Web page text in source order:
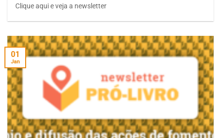
Clique aqui e veja a newsletter
01
Jan